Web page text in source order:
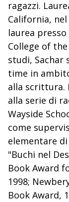
ragazzi.
California, nel
laurea
College of
studi, Sachar
time in
alla scrittura.
alla serie di
Wayside
come
elementare
"Buchi nel
Book Award
1998;
Book Award,